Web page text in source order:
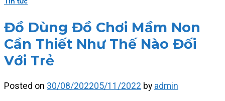
Đồ Dùng Đồ Chơi Mầm Non
Cần Thiết Như Thế Nào Đối
Với Trẻ
Posted on 30/08/202205/11/2022 by admin